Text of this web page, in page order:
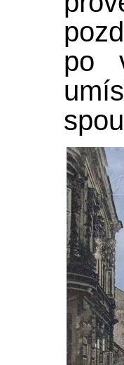
po